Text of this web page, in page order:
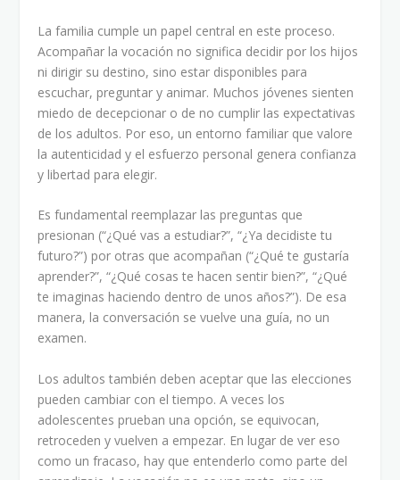
La familia cumple un papel central en este proceso.
Acompañar la vocación no significa decidir por los hijos
ni dirigir su destino, sino estar disponibles para
escuchar, preguntar y animar. Muchos jóvenes sienten
miedo de decepcionar o de no cumplir las expectativas
de los adultos. Por eso, un entorno familiar que valore
la autenticidad y el esfuerzo personal genera confianza
y libertad para elegir.
Es fundamental reemplazar las preguntas que
presionan (“¿Qué vas a estudiar?”, “¿Ya decidiste tu
futuro?”) por otras que acompañan (“¿Qué te gustaría
aprender?”, “¿Qué cosas te hacen sentir bien?”, “¿Qué
te imaginas haciendo dentro de unos años?”). De esa
manera, la conversación se vuelve una guía, no un
examen.
Los adultos también deben aceptar que las elecciones
pueden cambiar con el tiempo. A veces los
adolescentes prueban una opción, se equivocan,
retroceden y vuelven a empezar. En lugar de ver eso
como un fracaso, hay que entenderlo como parte del